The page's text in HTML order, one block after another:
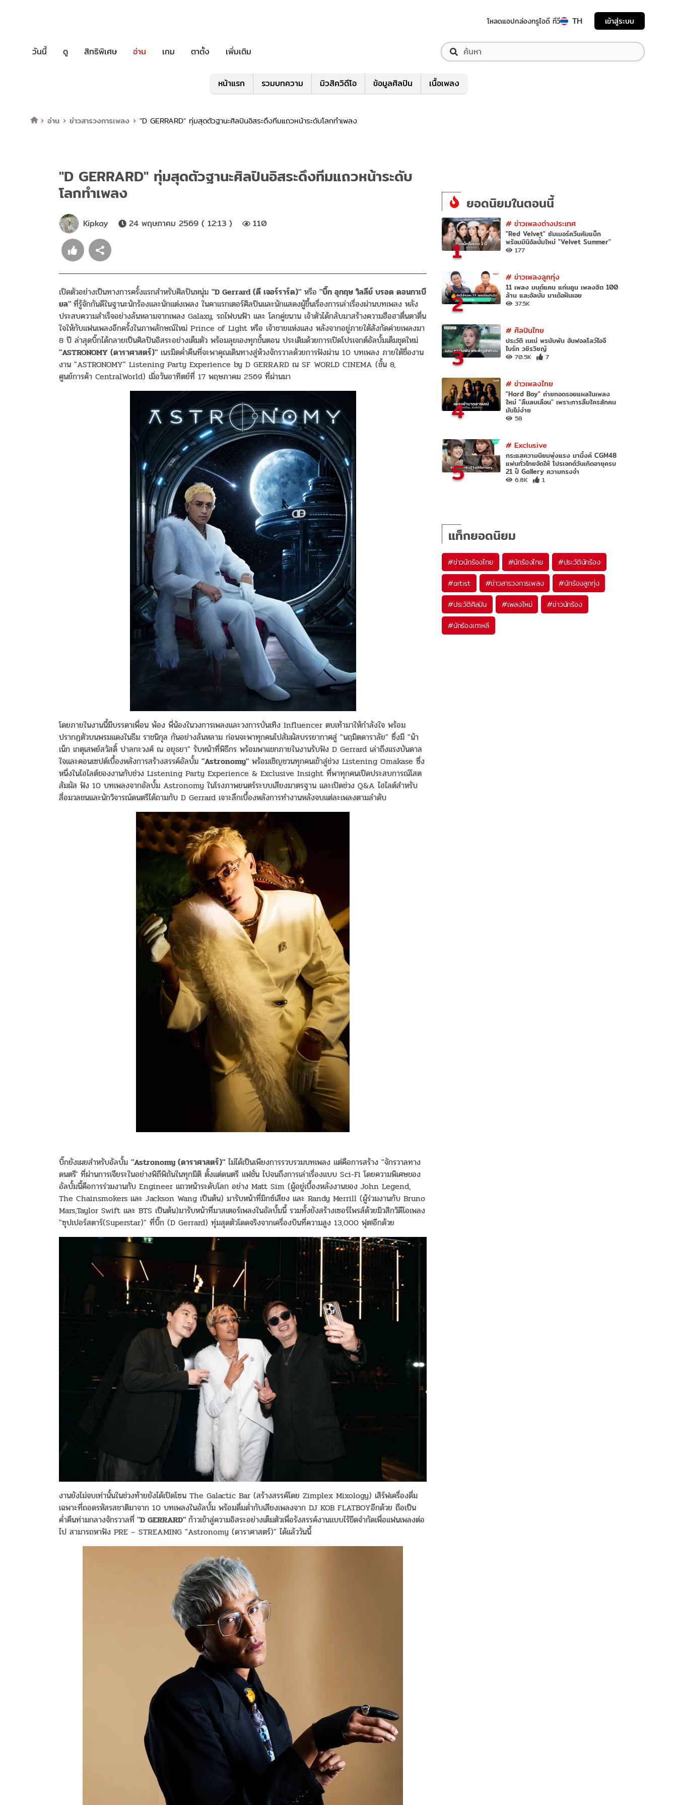
โหลดแอปกล่องทรูไอดี ทีวี TH เข้าสู่ระบบ
วันนี้ ดู สิทธิพิเศษ อ่าน เกม ตาตั้ง เพิ่มเติม
หน้าแรก รวมบทความ มิวสิควิดีโอ ข้อมูลศิลปิน เนื้อเพลง
อ่าน ข่าวสารวงการเพลง "D GERRARD" ทุ่มสุดตัวฐานะศิลปินอิสระดึงทีมแถวหน้าระดับโลกทำเพลง
"D GERRARD" ทุ่มสุดตัวฐานะศิลปินอิสระดึงทีมแถวหน้าระดับ
โลกทำเพลง
Kipkay 24 พฤษภาคม 2569 ( 12:13 ) 110
เปิดตัวอย่างเป็นทางการครั้งแรกสำหรับศิลปินหนุ่ม "D Gerrard (ดี เจอร์ราร์ด)" หรือ "บิ๊ก อุกฤษ วิลลีย์ บรอด ดอนกาเบี
ยล" ที่รู้จักกันดีในฐานะนักร้องและนักแต่งเพลง ในคาแรกเตอร์ศิลปินและนักแสดงผู้ขึ้นเรื่องการเล่าเรื่องผ่านบทเพลง หลัง
ประสบความสำเร็จอย่างล้นหลามจากเพลง Galaxy, รถไฟบนฟ้า และ โลกคู่ขนาน เจ้าตัวได้กลับมาสร้างความฮือฮาตื่นตาตื่น
ใจให้กับแฟนเพลงอีกครั้งในภาพลักษณ์ใหม่ Prince of Light หรือ เจ้าชายแห่งแสง หลังจากอยู่ภายใต้สังกัดค่ายเพลงมา
8 ปี ล่าสุดบิ๊กได้กลายเป็นศิลปินอิสระอย่างเต็มตัว พร้อมลุยเองทุกขั้นตอน ประเดิมด้วยการเปิดโปรเจกต์อัลบั้มเต็มชุดใหม่
"ASTRONOMY (ดาราศาสตร์)" เนรมิตค่ำคืนที่จะพาคุณเดินทางสู่ห้วงจักรวาลด้วยการฟังผ่าน 10 บทเพลง ภายใต้ชื่องาน
งาน "ASTRONOMY" Listening Party Experience by D GERRARD ณ SF WORLD CINEMA (ชั้น 8,
ศูนย์การค้า CentralWorld) เมิ่อวันอาทิตย์ที่ 17 พฤษภาคม 2569 ที่ผ่านมา
โดยภายในงานนี้มีบรรดาเพื่อน พ้อง พี่น้องในวงการเพลงและวงการบันเทิง Influencer ตบเท้ามาให้กำลังใจ พร้อม
ปรากฏตัวบนพรมแดงในธีม ราชนิกุล กันอย่างล้นหลาม ก่อนจะพาทุกคนไปสัมผัสบรรยากาศสู่ "นฤมิตดาราลัย" ซึ่งมี "น้า
เน็ก เกตุเสพย์สวัสดิ์ ปาลกะวงศ์ ณ อยุธยา" รับหน้าที่พิธีกร พร้อมพาแขกภายในงานรับฟัง D Gerrard เล่าถึงแรงบันดาล
ใจและคอนเซปต์เบื้องหลังการสร้างสรรค์อัลบั้ม "Astronomy" พร้อมเชิญชวนทุกคนเข้าสู่ช่วง Listening Omakase ซึ่ง
หนึ่งในไฮไลต์ของงานกับช่วง Listening Party Experience & Exclusive Insight ที่พาทุกคนเปิดประสบการณ์โสต
สัมผัส ฟัง 10 บทเพลงจากอัลบั้ม Astronomy ในโรงภาพยนตร์ระบบเสียงมาตรฐาน และเปิดช่วง Q&A ไฮไลต์สำหรับ
สื่อมวลชนและนักวิจารณ์ดนตรีได้ถามกับ D Gerrard เจาะลึกเบื้องหลังการทำงานหลังจบแต่ละเพลงตามลำดับ
บิ๊กยังเผยสำหรับอัลบั้ม "Astronomy (ดาราศาสตร์)" ไม่ได้เป็นเพียงการรวบรวมบทเพลง แต่คือการสร้าง "จักรวาลทาง
ดนตรี' ที่ผ่านการเจียระในอย่างพิถีพิถันในทุกมิติ ตั้งแต่ดนตรี แฟชั่น ไปจนถึงการเล่าเรื่องแบบ Sci-Fi โดยความพิเศษของ
อัลบั้มนี้คือการร่วมงานกับ Engineer แถวหน้าระดับโลก อย่าง Matt Sim (ผู้อยู่เบื้องหลังงานของ John Legend,
The Chainsmokers และ Jackson Wang เป็นต้น) มารับหน้าที่มิกซ์เสียง และ Randy Merrill (ผู้ร่วมงานกับ Bruno
Mars,Taylor Swift และ BTS เป็นต้น)มารับหน้าที่มาสเตอร์เพลงในอัลบั้มนี้ รวมทั้งยังสร้างเซอร์ไพรส์ด้วยมิวสิกวิดีโอเพลง
"ซุปเปอร์สตาร์(Superstar)" ที่บิ๊ก (D Gerrard) ทุ่มสุดตัวโดดจริงจากเครื่องบินที่ความสูง 13,000 ฟุต!อีกด้วย
งานยังไม่จบเท่านั้นในช่วงท้ายยังได้เปิดโซน The Galactic Bar (สร้างสรรค์โดย Zimplex Mixology) เสิร์ฟเครื่องดื่ม
เฉพาะที่ถอดรหัสรสชาติมาจาก 10 บทเพลงในอัลบั้ม พร้อมดื่มด่ำกับเสียงเพลงจาก DJ KOB FLATBOYอีกด้วย ถือเป็น
ค่ำคืนท่ามกลางจักรวาลที่ "D GERRARD" ก้าวเข้าสู่ความอิสระอย่างเต็มตัวเพื่อรังสรรค์งานแบบไร้ขีดจำกัดเพื่อแฟนเพลงต่อ
ไป สามารถหาฟัง PRE – STREAMING "Astronomy (ดาราศาสตร์)" ได้แล้ววันนี้
ยอดนิยมในตอนนี้
1
# ข่าวเพลงต่างประเทศ
"Red Velvet" ซัมเมอร์ควีนคัมแบ็ก
พร้อมมินิอัลบั้มใหม่ "Velvet Summer"
177
2
# ข่าวเพลงลูกทุ่ง
11 เพลง มนต์แคน แก่นคูน เพลงฮิต 100
ล้าน และอัลบั้ม มาเด้อฝันเอย
37.5K
3
# ศิลปินไทย
ประวัติ เนเน่ พรนับพัน อันฟอลโลว์ไอจี
ไบร์ท วชิรวิชญ์
70.5K 7
4
# ข่าวเพลงไทย
"Hard Boy" ถ่ายทอดรอยแผลในเพลง
ใหม่ "ลืมลบเลือน" เพราะการลืมใครสักคน
มันไม่ง่าย
58
5
# Exclusive
กระแสความนิยมพุ่งแรง มามิ้งค์ CGM48
แฟนทั่วไทยจัดให้ โปรเจกต์วันเกิดอายุครบ
21 ปี Gallery ความทรงจำ
6.8K 1
แท็กยอดนิยม
#ข่าวนักร้องไทย #นักร้องไทย #ประวัตินักร้อง
#artist #ข่าวสารวงการเพลง #นักร้องลูกทุ่ง
#ประวัติศิลปิน #เพลงใหม่ #ข่าวนักร้อง
#นักร้องเกาหลี